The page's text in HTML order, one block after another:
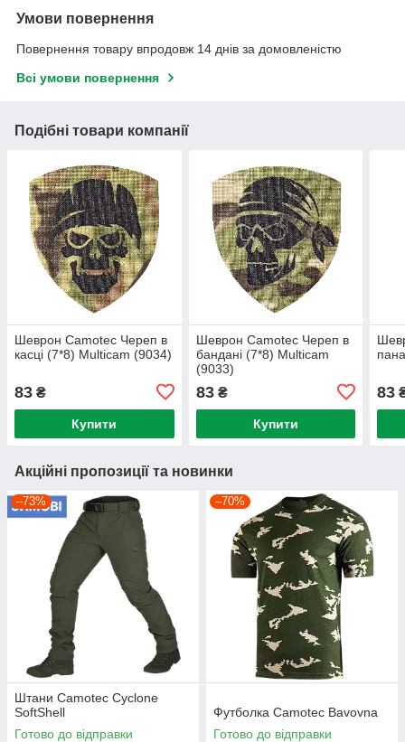
Умови повернення
Повернення товару впродовж 14 днів за домовленістю
Всі умови повернення
Подібні товари компанії
Шеврон Camotec Череп в
касці (7*8) Multicam (9034)
83 ₴
Купити
Шеврон Camotec Череп в
бандані (7*8) Multicam
(9033)
83₴
Купити
83
Акційні пропозиції та новинки
–73%
Штани Camotec Cyclone
SoftShell
Готово до відправки
–70%
Футболка Camotec Bavovna
Готово до відправки